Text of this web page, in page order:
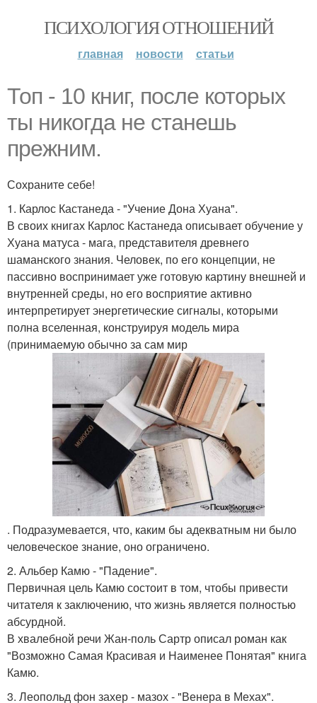
ПСИХОЛОГИЯ ОТНОШЕНИЙ
главная новости статьи
Топ - 10 книг, после которых
ты никогда не станешь
прежним.
Сохраните себе!
1. Карлос Кастанеда - "Учение Дона Хуана".
В своих книгах Карлос Кастанеда описывает обучение у
Хуана матуса - мага, представителя древнего
шаманского знания. Человек, по его концепции, не
пассивно воспринимает уже готовую картину внешней и
внутренней среды, но его восприятие активно
интерпретирует энергетические сигналы, которыми
полна вселенная, конструируя модель мира
(принимаемую обычно за сам мир
. Подразумевается, что, каким бы адекватным ни было
человеческое знание, оно ограничено.
2. Альбер Камю - "Падение".
Первичная цель Камю состоит в том, чтобы привести
читателя к заключению, что жизнь является полностью
абсурдной.
В хвалебной речи Жан-поль Сартр описал роман как
"Возможно Самая Красивая и Наименее Понятая" книга
Камю.
3. Леопольд фон захер - мазох - "Венера в Мехах".